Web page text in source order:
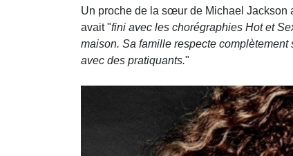
Un proche de la sœur de Michael Jackson
avait "fini avec les chorégraphies Hot et
maison. Sa famille respecte
avec des pratiquants."